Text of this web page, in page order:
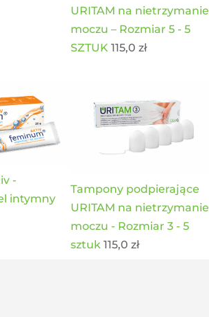
URITAM na nietrzymanie
moczu – Rozmiar 5 - 5
SZTUK 115,0zł
-
intymny
Tampony podpierające
URITAM na nietrzymanie
moczu - Rozmiar 3 - 5
sztuk 115,0zł